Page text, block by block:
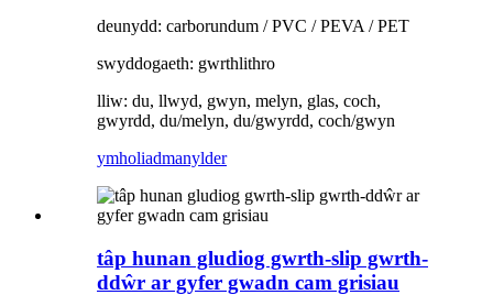
deunydd: carborundum / PVC / PEVA / PET
swyddogaeth: gwrthlithro
lliw: du, llwyd, gwyn, melyn, glas, coch,
gwyrdd, du/melyn, du/gwyrdd, coch/gwyn
ymholiadmanylder
tâp hunan gludiog gwrth-slip gwrth-
ddŵr ar gyfer gwadn cam grisiau